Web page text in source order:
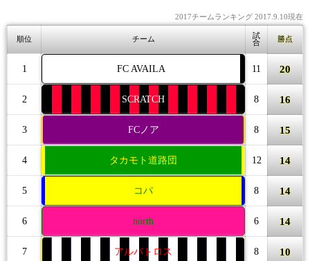
2017チームランキング 2017.9.10現在
順位 チーム
試
合
勝点
1 FC AVAILA 11 20
2 SCRATCH 8 16
3 FCノア 8 15
4 タカモト道路団 12 14
5 コパ 8 14
6 north 6 14
7 アルバトロス 8 10